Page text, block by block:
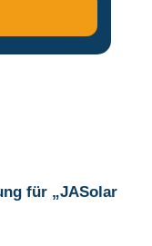
für „JASolar